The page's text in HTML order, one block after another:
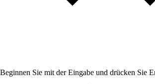
Beginnen Sie mit der Eingabe und drücken Sie